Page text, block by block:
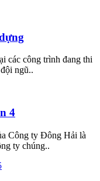
các công trình đang thi
ngũ..
4
Công ty Đông Hải là
ty chúng..